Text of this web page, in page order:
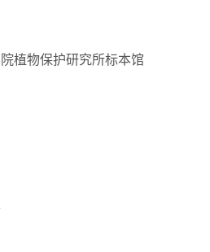
植物保护研究所标本馆